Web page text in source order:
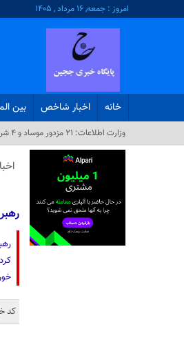
امروز : جمعه, ۱۶ مرداد , ۱۴۰۵
خانه اخبار شاخص بین
وزارت اطلاعات: ۲۱ مزدور موساد و ۴ شرور مسلح در کرمان بازداشت شدند_
کد خبر